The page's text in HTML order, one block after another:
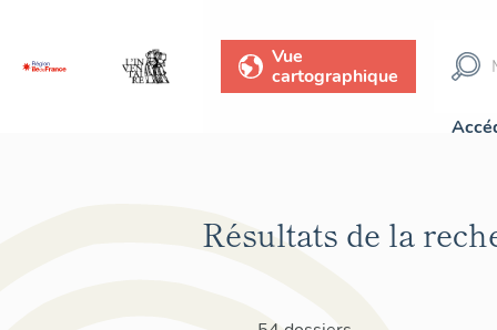
Vue
cartographique
Résultats de la